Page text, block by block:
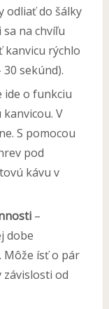
odliať do šálky
na chvíľu
kanvicu rýchlo
sekúnd).
ide o funkciu
V
S pomocou
pod
kávu v
–
dobe
Môže ísť o pár
od